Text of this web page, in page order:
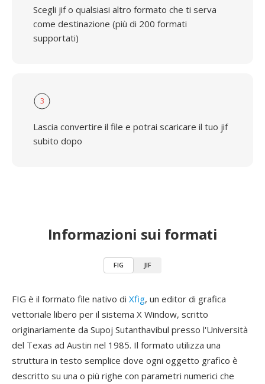
Scegli jif o qualsiasi altro formato che ti serva
come destinazione (più di 200 formati
supportati)
3
Lascia convertire il file e potrai scaricare il tuo jif
subito dopo
Informazioni sui formati
FIG JIF
FIG è il formato file nativo di Xfig, un editor di grafica
vettoriale libero per il sistema X Window, scritto
originariamente da Supoj Sutanthavibul presso l'Università
del Texas ad Austin nel 1985. Il formato utilizza una
struttura in testo semplice dove ogni oggetto grafico è
descritto su una o più righe con parametri numerici che